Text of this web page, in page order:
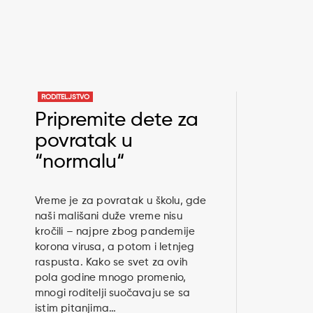
RODITELJSTVO
Pripremite dete za
povratak u
“normalu“
Vreme je za povratak u školu, gde
naši mališani duže vreme nisu
kročili – najpre zbog pandemije
korona virusa, a potom i letnjeg
raspusta. Kako se svet za ovih
pola godine mnogo promenio,
mnogi roditelji suočavaju se sa
istim pitanjima…